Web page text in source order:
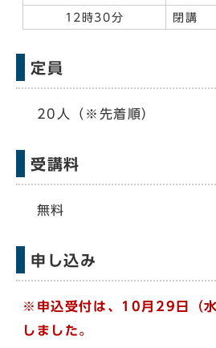
12時30分 閉講
定員
20人（※先着順）
受講料
無料
申し込み
※申込受付は、10月29日（
しました。